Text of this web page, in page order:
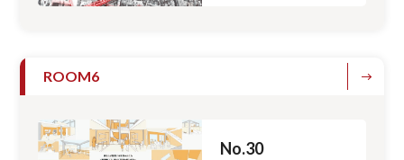
ROOM6
No.30